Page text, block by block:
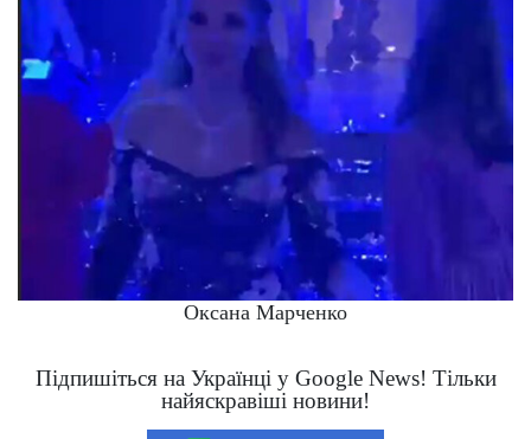
Оксана Марченко
Підпишіться на Українці у Google News! Тільки
найяскравіші новини!